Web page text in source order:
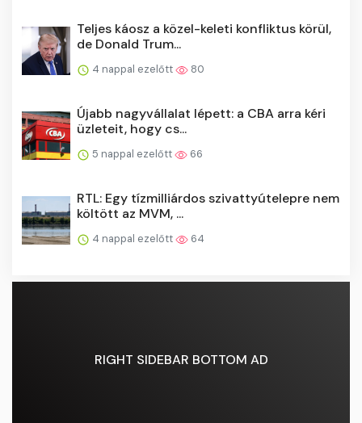
Teljes káosz a közel-keleti konfliktus körül,
de Donald Trum...
4 nappal ezelőtt 80
Újabb nagyvállalat lépett: a CBA arra kéri
üzleteit, hogy cs...
5 nappal ezelőtt 66
RTL: Egy tízmilliárdos szivattyútelepre nem
költött az MVM, ...
4 nappal ezelőtt 64
RIGHT SIDEBAR BOTTOM AD